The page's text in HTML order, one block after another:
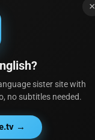
×
sister site with
no subtitles needed.
→